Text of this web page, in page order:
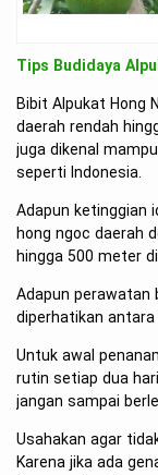
Tips Budidaya
Bibit Alpukat Hong
daerah rendah
juga dikenal
seperti Indonesia.
Adapun ketinggian
hong ngoc daerah
hingga 500 meter
Adapun perawatan
diperhatikan antara
Untuk awal
rutin setiap dua
jangan sampai
Usahakan agar
Karena jika ada